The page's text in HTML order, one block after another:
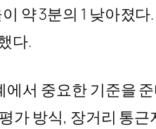
약 3분의 1 낮아졌
다.
서 중요한 기준을
방식, 장거리 통